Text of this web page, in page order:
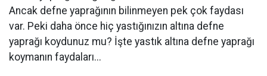
Ancak defne yaprağının bilinmeyen pek çok faydası
var. Peki daha önce hiç yastığınızın altına defne
yaprağı koydunuz mu? İşte yastık altına defne yaprağı
koymanın faydaları...